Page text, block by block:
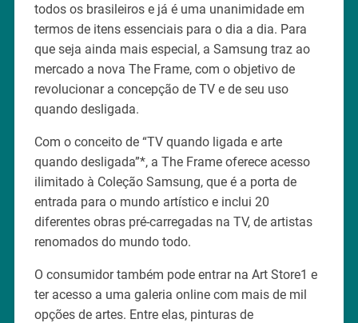
todos os brasileiros e já é uma unanimidade em
termos de itens essenciais para o dia a dia. Para
que seja ainda mais especial, a Samsung traz ao
mercado a nova The Frame, com o objetivo de
revolucionar a concepção de TV e de seu uso
quando desligada.
Com o conceito de “TV quando ligada e arte
quando desligada”*, a The Frame oferece acesso
ilimitado à Coleção Samsung, que é a porta de
entrada para o mundo artístico e inclui 20
diferentes obras pré-carregadas na TV, de artistas
renomados do mundo todo.
O consumidor também pode entrar na Art Store1 e
ter acesso a uma galeria online com mais de mil
opções de artes. Entre elas, pinturas de